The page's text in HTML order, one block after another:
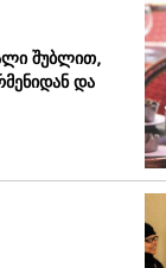
შუბლით,
და